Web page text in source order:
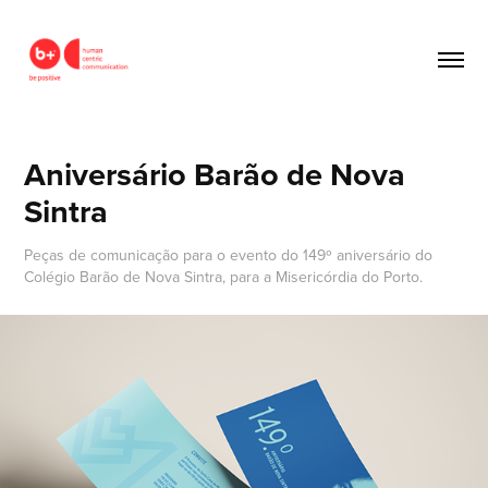
Aniversário Barão de Nova
Sintra
Peças de comunicação para o evento do 149º aniversário do
Colégio Barão de Nova Sintra, para a Misericórdia do Porto.